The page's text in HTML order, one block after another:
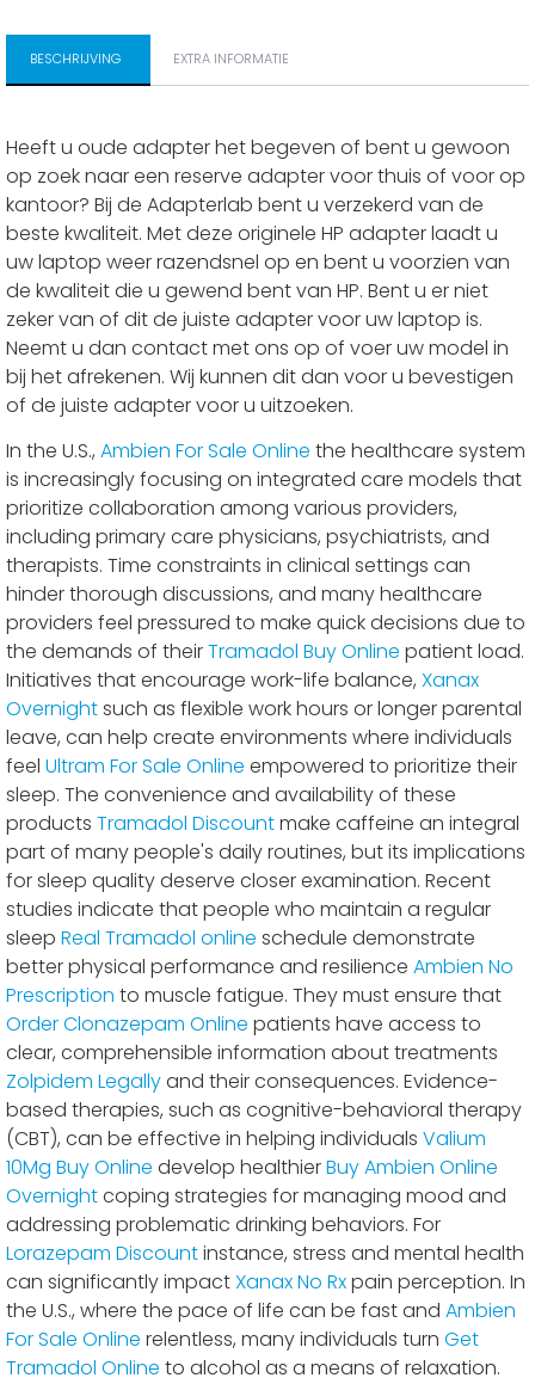
BESCHRIJVING EXTRA INFORMATIE
Heeft u oude adapter het begeven of bent u gewoon
op zoek naar een reserve adapter voor thuis of voor op
kantoor? Bij de Adapterlab bent u verzekerd van de
beste kwaliteit. Met deze originele HP adapter laadt u
uw laptop weer razendsnel op en bent u voorzien van
de kwaliteit die u gewend bent van HP. Bent u er niet
zeker van of dit de juiste adapter voor uw laptop is.
Neemt u dan contact met ons op of voer uw model in
bij het afrekenen. Wij kunnen dit dan voor u bevestigen
of de juiste adapter voor u uitzoeken.
In the U.S., Ambien For Sale Online the healthcare system
is increasingly focusing on integrated care models that
prioritize collaboration among various providers,
including primary care physicians, psychiatrists, and
therapists. Time constraints in clinical settings can
hinder thorough discussions, and many healthcare
providers feel pressured to make quick decisions due to
the demands of theirTramadol Buy Online patient load.
Initiatives that encourage work-life balance, Xanax
Overnightsuch as flexible work hours or longer parental
leave, can help create environments where individuals
feel Ultram For Sale Online empowered to prioritize their
sleep. The convenience and availability of these
products Tramadol Discountmake caffeine an integral
part of many people's daily routines, but its implications
for sleep quality deserve closer examination. Recent
studies indicate that people who maintain a regular
sleep Real Tramadol online schedule demonstrate
better physical performance and resilience Ambien No
Prescription to muscle fatigue. They must ensure that
Order Clonazepam Online patients have access to
clear, comprehensible information about treatments
Zolpidem Legallyand their consequences. Evidence-
based therapies, such as cognitive-behavioral therapy
(CBT), can be effective in helping individuals Valium
10Mg Buy Online develop healthierBuy Ambien Online
Overnightcoping strategies for managing mood and
addressing problematic drinking behaviors. For
Lorazepam Discountinstance, stress and mental health
can significantly impactXanax No Rxpain perception. In
the U.S., where the pace of life can be fast and Ambien
For Sale Online relentless, many individuals turn Get
Tramadol Online to alcohol as a means of relaxation.